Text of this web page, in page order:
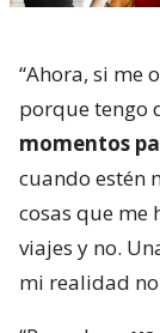
“Ahora, si me
porque tengo
momentos
cuando estén
cosas que me
viajes y no.
mi realidad